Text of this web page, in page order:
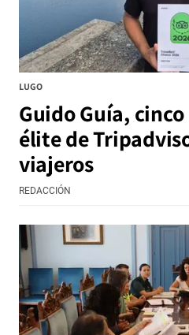
LUGO
Guido Guía,
élite de
viajeros
REDACCIÓN